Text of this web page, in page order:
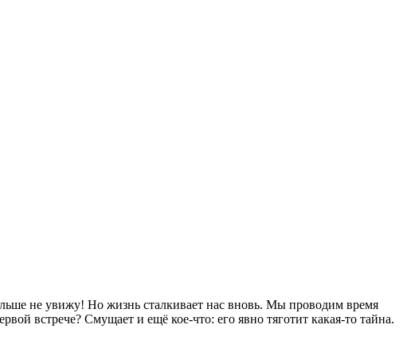
не увижу! Но жизнь сталкивает нас вновь. Мы проводим время
встрече? Смущает и ещё кое-что: его явно тяготит какая-то тайна.